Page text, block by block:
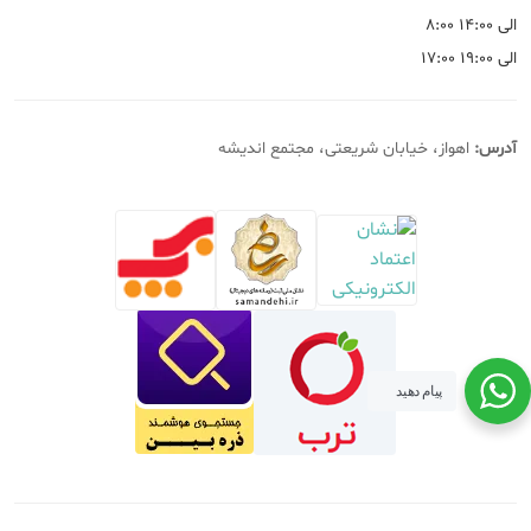
۸:۰۰ الی ۱۴:۰۰
۱۷:۰۰ الی ۱۹:۰۰
آدرس: اهواز، خیابان شریعتی، مجتمع اندیشه
پیام دهید